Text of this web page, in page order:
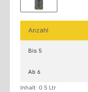
Anzahl
Bis 5
Ab 6
Inhalt: 0.5 Ltr